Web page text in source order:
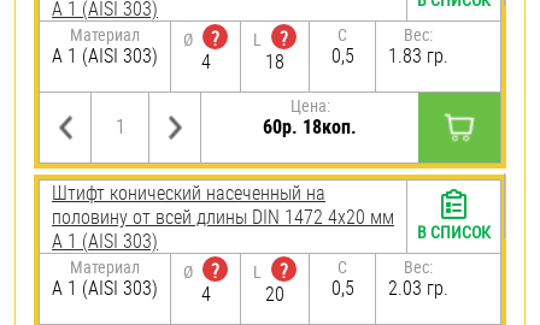
А 1 (AISI 303)
Материал
А 1 (AISI 303)
Ø
?
4
L
?
18
C
0,5
Вес:
1.83 гр.
Цена:
60р. 18коп.
Штифт конический насеченный на
половину от всей длины DIN 1472 4х20 мм
А 1 (AISI 303)
Материал
А 1 (AISI 303)
Ø
?
4
L
?
20
C
0,5
Вес:
2.03 гр.
В СПИСОК